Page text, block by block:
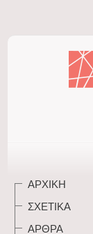
ΑΡΧΙΚΉ
ΣΧΕΤΙΚΆ
ΆΡΘΡΑ